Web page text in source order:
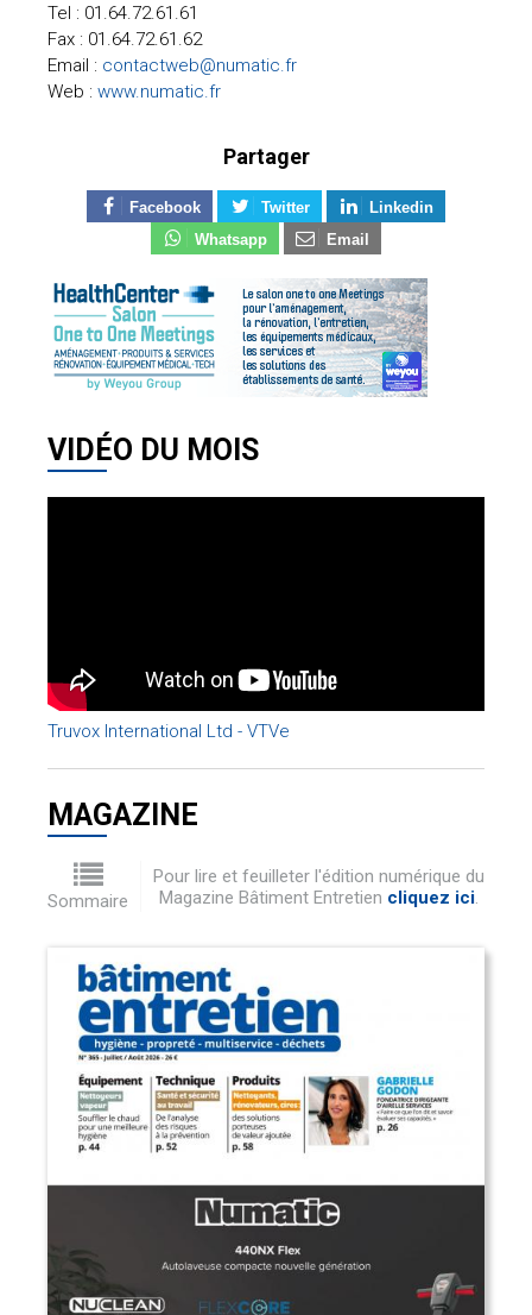
Tel : 01.64.72.61.61
Fax : 01.64.72.61.62
Email : contactweb@numatic.fr
Web : www.numatic.fr
Partager
Facebook Twitter
Linkedin
Whatsapp
Email
VIDÉO DU MOIS
Truvox International Ltd - VTVe
MAGAZINE
Sommaire
Pour lire et feuilleter l'édition numérique du
Magazine Bâtiment Entretien cliquez ici.